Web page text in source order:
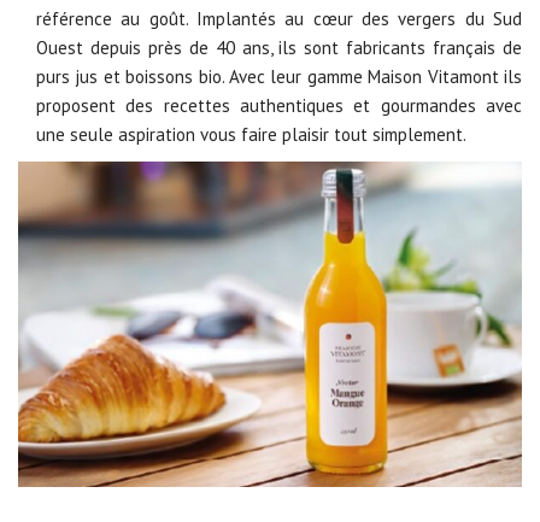
référence au goût. Implantés au cœur des vergers du Sud
Ouest depuis près de 40 ans, ils sont fabricants français de
purs jus et boissons bio. Avec leur gamme Maison Vitamont ils
proposent des recettes authentiques et gourmandes avec
une seule aspiration vous faire plaisir tout simplement.​